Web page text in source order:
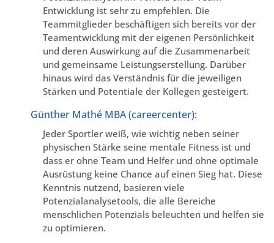
Entwicklung ist sehr zu empfehlen. Die
Teammitglieder beschäftigen sich bereits vor der
Teamentwicklung mit der eigenen Persönlichkeit
und deren Auswirkung auf die Zusammenarbeit
und gemeinsame Leistungserstellung. Darüber
hinaus wird das Verständnis für die jeweiligen
Stärken und Potentiale der Kollegen gesteigert.
Günther Mathé MBA (careercenter):
Jeder Sportler weiß, wie wichtig neben seiner
physischen Stärke seine mentale Fitness ist und
dass er ohne Team und Helfer und ohne optimale
Ausrüstung keine Chance auf einen Sieg hat. Diese
Kenntnis nutzend, basieren viele
Potenzialanalysetools, die alle Bereiche
menschlichen Potenzials beleuchten und helfen sie
zu optimieren.